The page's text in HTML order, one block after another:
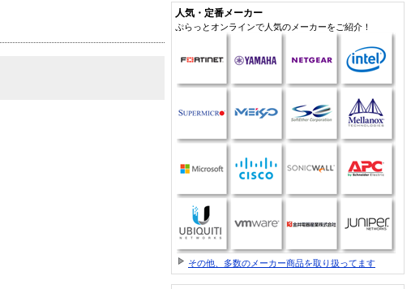
人気・定番メーカー
ぷらっとオンラインで人気のメーカーをご紹介！
その他、多数のメーカー商品を取り扱ってます